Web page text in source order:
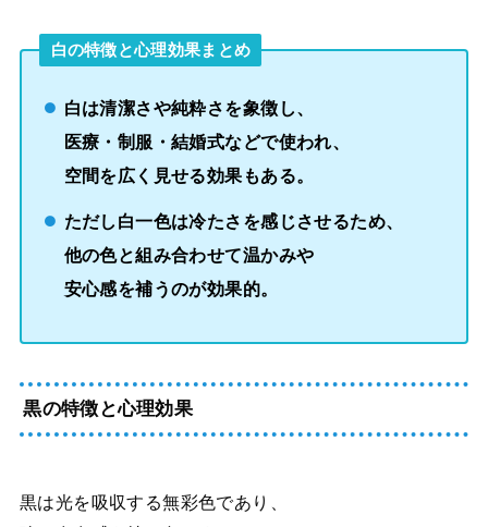
白の特徴と心理効果まとめ
白は清潔さや純粋さを象徴し、
医療・制服・結婚式などで使われ、
空間を広く見せる効果もある。
ただし白一色は冷たさを感じさせるため、
他の色と組み合わせて温かみや
安心感を補うのが効果的。
黒の特徴と心理効果
黒は光を吸収する無彩色であり、